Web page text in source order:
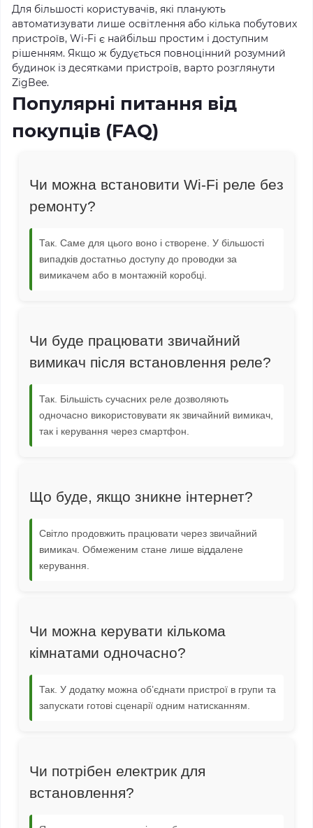
Для більшості користувачів, які планують
автоматизувати лише освітлення або кілька побутових
пристроїв, Wi-Fi є найбільш простим і доступним
рішенням. Якщо ж будується повноцінний розумний
будинок із десятками пристроїв, варто розглянути
ZigBee.
Популярні питання від
покупців (FAQ)
Чи можна встановити Wi-Fi реле без
ремонту?
Так. Саме для цього воно і створене. У більшості
випадків достатньо доступу до проводки за
вимикачем або в монтажній коробці.
Чи буде працювати звичайний
вимикач після встановлення реле?
Так. Більшість сучасних реле дозволяють
одночасно використовувати як звичайний вимикач,
так і керування через смартфон.
Що буде, якщо зникне інтернет?
Світло продовжить працювати через звичайний
вимикач. Обмеженим стане лише віддалене
керування.
Чи можна керувати кількома
кімнатами одночасно?
Так. У додатку можна об’єднати пристрої в групи та
запускати готові сценарії одним натисканням.
Чи потрібен електрик для
встановлення?